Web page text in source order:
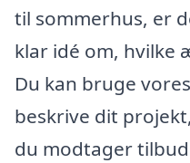
til sommerhus, er
klar idé om, hvilke
Du kan bruge
beskrive dit
du modtager